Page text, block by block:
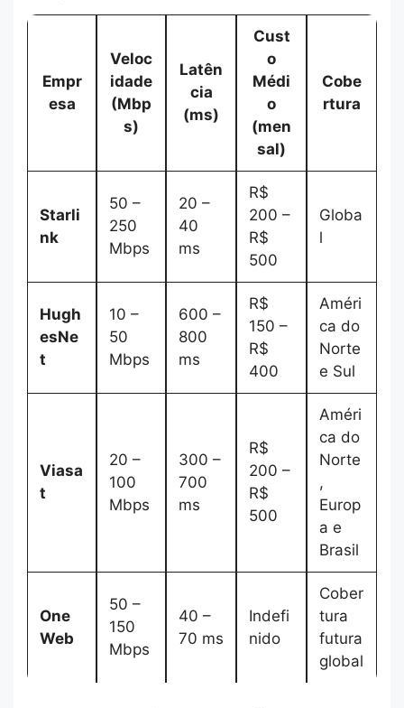
Empr
esa
Veloc
idade
(Mbp
s)
Latên
cia
(ms)
Cust
o
Médi
o
(men
sal)
Cobe
rtura
Starli
nk
50 –
250
Mbps
20 –
40
ms
R$
200 –
R$
500
Globa
l
Hugh
esNe
t
10 –
50
Mbps
600 –
800
ms
R$
150 –
R$
400
Améri
ca do
Norte
e Sul
Viasa
t
20 –
100
Mbps
300 –
700
ms
R$
200 –
R$
500
Améri
ca do
Norte
,
Europ
a e
Brasil
One
Web
50 –
150
Mbps
40 –
70 ms
Indefi
nido
Cober
tura
futura
global